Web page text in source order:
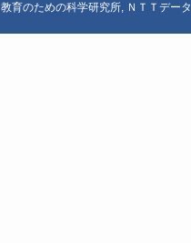
教育のための科学研究所, ＮＴＴデータ